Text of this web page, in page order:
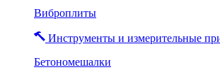
Виброплиты
Инструменты и измерительные
Бетономешалки